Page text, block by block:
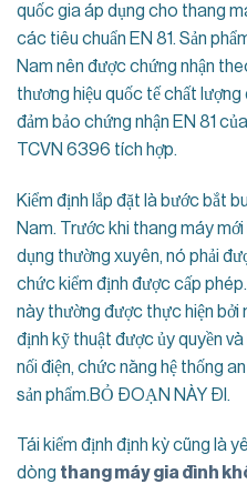
quốc gia áp dụng cho thang
các tiêu chuẩn EN 81. Sản
Nam nên được chứng nhận
thương hiệu quốc tế chất
đảm bảo chứng nhận EN 81
TCVN 6396 tích hợp.
Kiểm định lắp đặt là bước bắt
Nam. Trước khi thang máy
dụng thường xuyên, nó phải
chức kiểm định được cấp
này thường được thực hiện
định kỹ thuật được ủy quyền
nối điện, chức năng hệ thống
sản phẩm.BỎ ĐOẠN NÀY ĐI.
Tái kiểm định định kỳ cũng là
dòng thang máy gia đình